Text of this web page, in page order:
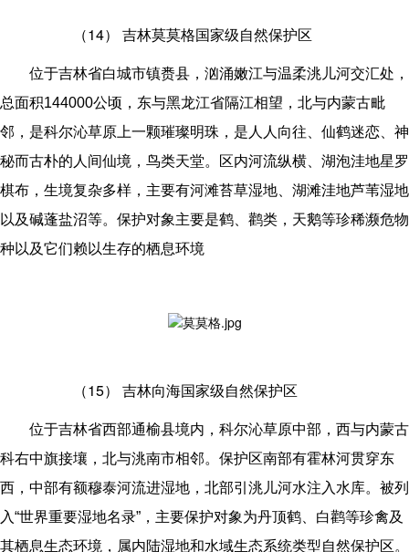
（14） 吉林莫莫格国家级自然保护区
位于吉林省白城市镇赉县，汹涌嫩江与温柔洮儿河交汇处，
总面积144000公顷，东与黑龙江省隔江相望，北与内蒙古毗
邻，是科尔沁草原上一颗璀璨明珠，是人人向往、仙鹤迷恋、神
秘而古朴的人间仙境，鸟类天堂。区内河流纵横、湖泡洼地星罗
棋布，生境复杂多样，主要有河滩苔草湿地、湖滩洼地芦苇湿地
以及碱蓬盐沼等。保护对象主要是鹤、鹳类，天鹅等珍稀濒危物
种以及它们赖以生存的栖息环境
（15） 吉林向海国家级自然保护区
位于吉林省西部通榆县境内，科尔沁草原中部，西与内蒙古
科右中旗接壤，北与洮南市相邻。保护区南部有霍林河贯穿东
西，中部有额穆泰河流进湿地，北部引洮儿河水注入水库。被列
入“世界重要湿地名录”，主要保护对象为丹顶鹤、白鹳等珍禽及
其栖息生态环境，属内陆湿地和水域生态系统类型自然保护区。